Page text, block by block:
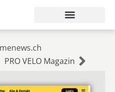
PRO VELO Magazin